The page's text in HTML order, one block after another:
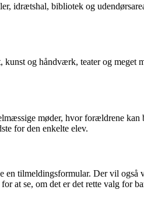
idrætshal, bibliotek og
og håndværk, teater og meget
møder, hvor forældrene
for den enkelte elev.
tilmeldingsformular. Der vil
at se, om det er det rette valg for